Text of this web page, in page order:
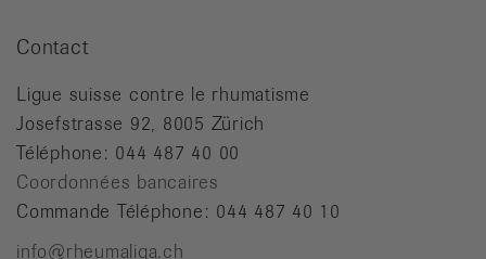
Contact
Ligue suisse contre le rhumatisme
Josefstrasse 92, 8005 Zürich
Téléphone: 044 487 40 00
Coordonnées bancaires
Commande Téléphone: 044 487 40 10
info@rheumaliga.ch